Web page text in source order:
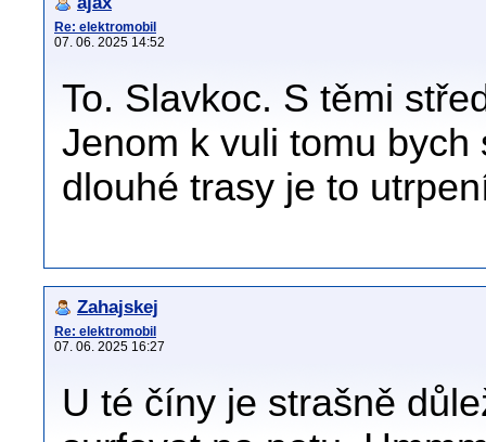
Re: elektromobil
07. 06. 2025 14:52
To. Slavkoc. S těmi
Jenom k vuli tomu
dlouhé trasy je to
Zahajskej
Re: elektromobil
07. 06. 2025 16:27
U té číny je strašně